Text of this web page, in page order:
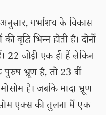
गर्भाशय के विकास
वृद्धि भिन्न होती है। दोनों
22 जोड़ी एक ही हैं लेकिन
भ्रूण है, तो 23 वीं
है। जबकि मादा भ्रूण
एक्स की तुलना में एक